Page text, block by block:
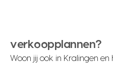
verkoopplannen?
Woon jij ook in Kralingen